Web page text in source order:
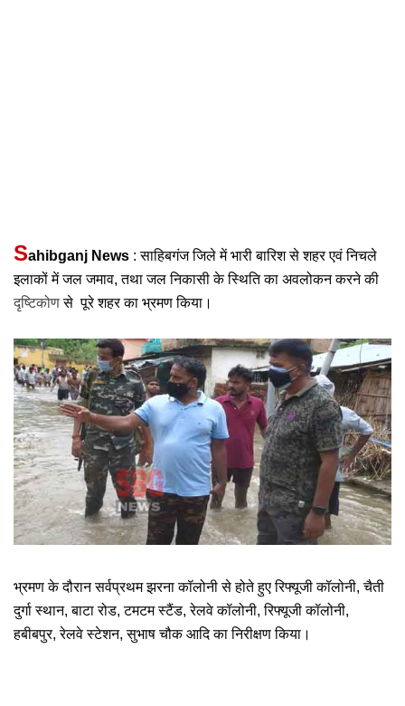
Sahibganj News : साहिबगंज जिले में भारी बारिश से शहर एवं निचले
इलाकों में जल जमाव, तथा जल निकासी के स्थिति का अवलोकन करने की
दृष्टिकोण से  पूरे शहर का भ्रमण किया।
भ्रमण के दौरान सर्वप्रथम झरना कॉलोनी से होते हुए रिफ्यूजी कॉलोनी, चैती
दुर्गा स्थान, बाटा रोड, टमटम स्टैंड, रेलवे कॉलोनी, रिफ्यूजी कॉलोनी,
हबीबपुर, रेलवे स्टेशन, सुभाष चौक आदि का निरीक्षण किया।